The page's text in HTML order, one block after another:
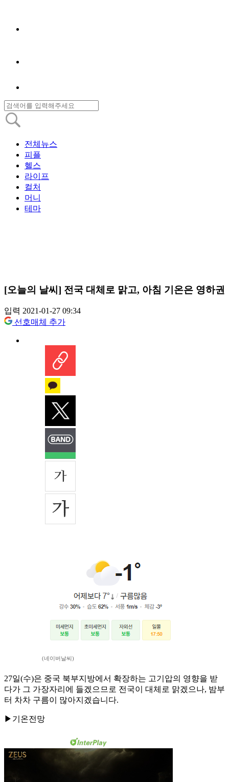
전체뉴스
피플
헬스
라이프
컬처
머니
테마
[오늘의 날씨] 전국 대체로 맑고, 아침 기온은 영하권
입력 2021-01-27 09:34
선호매체 추가
(네이버날씨)
27일(수)은 중국 북부지방에서 확장하는 고기압의 영향을 받
다가 그 가장자리에 들겠으므로 전국이 대체로 맑겠으나, 밤부
터 차차 구름이 많아지겠습니다.
▶기온전망